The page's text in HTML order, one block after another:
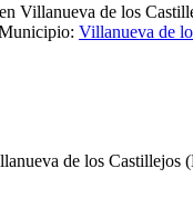
Villanueva de los
Villanueva de
de los Castillejos